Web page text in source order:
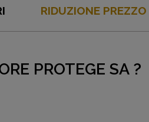
RIDUZIONE PREZZO
PROTEGE SA ?